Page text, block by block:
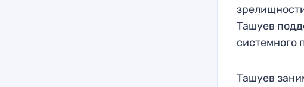
Ташуев
системного
Ташуев